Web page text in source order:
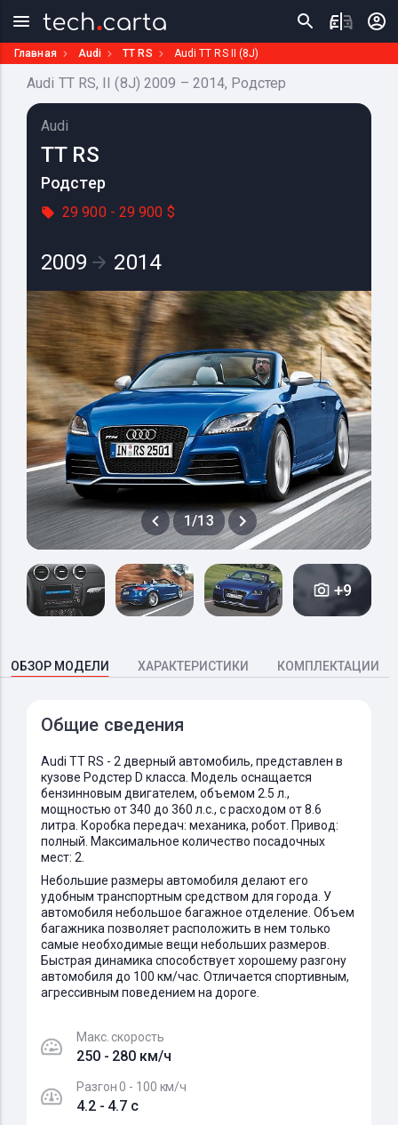
Главная Audi TT RS Audi TT RS II (8J)
Audi TT RS, II (8J) 2009 – 2014, Родстер
Audi
TT RS
Родстер
29 900 - 29 900 $
2009 2014
1/13
+9
ОБЗОР МОДЕЛИ ХАРАКТЕРИСТИКИ КОМПЛЕКТАЦИИ
Общие сведения
Audi TT RS - 2 дверный автомобиль, представлен в
кузове Родстер D класса. Модель оснащается
бензинновым двигателем, объемом 2.5 л.,
мощностью от 340 до 360 л.с., с расходом от 8.6
литра. Коробка передач: механика, робот. Привод:
полный. Максимальное количество посадочных
мест: 2.
Небольшие размеры автомобиля делают его
удобным транспортным средством для города. У
автомобиля небольшое багажное отделение. Объем
багажника позволяет расположить в нем только
самые необходимые вещи небольших размеров.
Быстрая динамика способствует хорошему разгону
автомобиля до 100 км/час. Отличается спортивным,
агрессивным поведением на дороге.
Макс. скорость
250 - 280 км/ч
Разгон 0 - 100 км/ч
4.2 - 4.7 c